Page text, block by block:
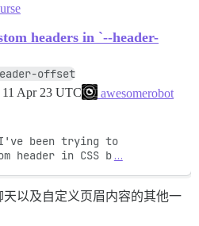
headers in `--header-
offset
Apr 23 UTC
awesomerobot
I've been trying to
header in CSS b …
以及自定义页眉内容的其他一